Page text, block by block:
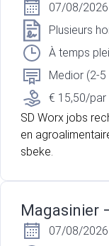
07/08/2026
Plusieurs
À temps
Medior (2-
€ 15,50/par
SD Worx jobs
en
sbeke.
Magasinier
07/08/2026